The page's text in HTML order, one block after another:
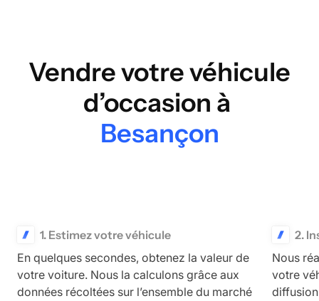
Vendre votre véhicule
d’occasion à
Besançon
1. Estimez votre véhicule
En quelques secondes, obtenez la valeur de
votre voiture. Nous la calculons grâce aux
données récoltées sur l’ensemble du marché
2.
Nous
votre